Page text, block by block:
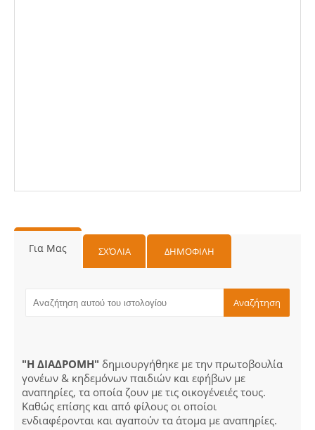
Για Μας ΣΧΌΛΙΑ ΔΗΜΟΦΙΛΗ
"Η ΔΙΑΔΡΟΜΗ" δημιουργήθηκε με την πρωτοβουλία
γονέων & κηδεμόνων παιδιών και εφήβων με
αναπηρίες, τα οποία ζουν με τις οικογένειές τους.
Καθώς επίσης και από φίλους οι οποίοι
ενδιαφέρονται και αγαπούν τα άτομα με αναπηρίες.